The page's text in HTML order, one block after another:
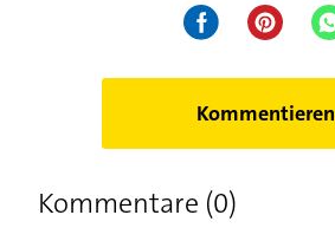
Kommentieren
Kommentare (0)